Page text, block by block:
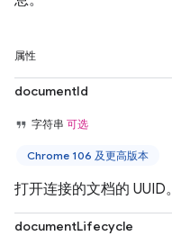
属性
documentId
字符串 可选
Chrome 106 及更高版本
打开连接的文档的 UUID。
documentLifecycle